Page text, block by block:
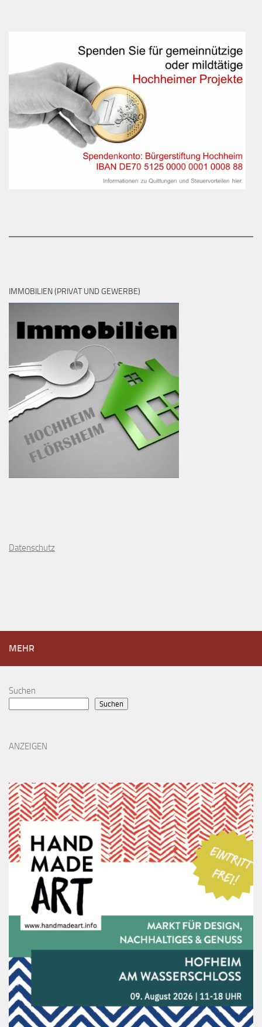
IMMOBILIEN (PRIVAT UND GEWERBE)
Datenschutz
MEHR
Suchen
Suchen
ANZEIGEN